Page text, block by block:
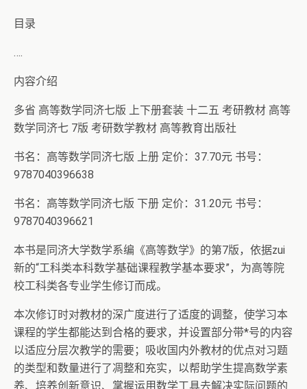
目录
….
内容介绍
多省 高等数学同济七版 上下册套装 十二五 考研教材 高等
数学同济七 7版 考研数学教材 高等教育出版社
书名：高等数学同济七版 上册 定价：37.70元 书号：
9787040396638
书名：高等数学同济七版 下册 定价：31.20元 书号：
9787040396621
本书是同济大学数学系编《高等数学》的第7版，依据zui
新的“工科类本科数学基础课程教学基本要求”，为高等院
校工科类各专业学生修订而成。
本次修订时对教材的深广度进行了适度的调整，使学习本
课程的学生都能达到合格的要求，并设置部分带*号的内容
以适应分层次教学的需要；吸收国内外教材的优点对习题
的类型和数量进行了凋整和充实，以帮助学生提高数学素
养、培养创新意识、掌握运用数学工具去解决实际问题的